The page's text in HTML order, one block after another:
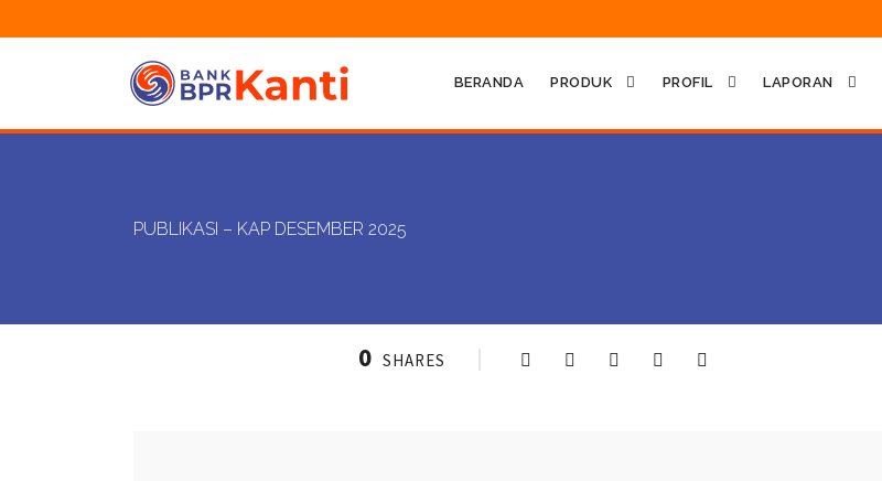
BERANDA PRODUK PROFIL LAPORAN
PUBLIKASI – KAP DESEMBER 2025
0 SHARES